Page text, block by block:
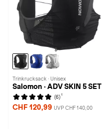
Trinkrucksack · Unisex
Salomon · ADV SKIN 5 SET
(6) 1
CHF 120,99 UVP CHF 140,00